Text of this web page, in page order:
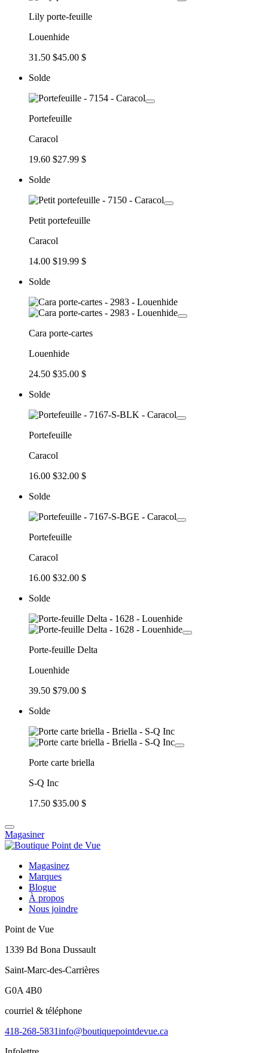
Lily porte-feuille
Louenhide
31.50 $45.00 $
Solde
Portefeuille
Caracol
19.60 $27.99 $
Solde
Petit portefeuille
Caracol
14.00 $19.99 $
Solde
Cara porte-cartes
Louenhide
24.50 $35.00 $
Solde
Portefeuille
Caracol
16.00 $32.00 $
Solde
Portefeuille
Caracol
16.00 $32.00 $
Solde
Porte-feuille Delta
Louenhide
39.50 $79.00 $
Solde
Porte carte briella
S-Q Inc
17.50 $35.00 $
Magasiner
Magasinez
Marques
Blogue
À propos
Nous joindre
Point de Vue
1339 Bd Bona Dussault
Saint-Marc-des-Carrières
G0A 4B0
courriel & téléphone
418-268-5831info@boutiquepointdevue.ca